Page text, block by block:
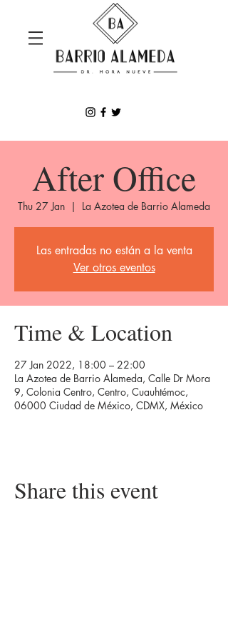
After Office
Thu 27 Jan
  |
La Azotea de Barrio Alameda
Las entradas no están a la venta
Ver otros eventos
Time & Location
27 Jan 2022, 18:00 – 22:00
La Azotea de Barrio Alameda, Calle Dr Mora
9, Colonia Centro, Centro, Cuauhtémoc,
06000 Ciudad de México, CDMX, México
Share this event